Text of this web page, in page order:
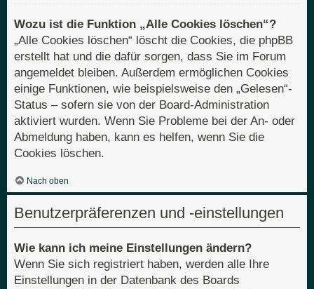
Wozu ist die Funktion „Alle Cookies löschen“?
„Alle Cookies löschen“ löscht die Cookies, die phpBB
erstellt hat und die dafür sorgen, dass Sie im Forum
angemeldet bleiben. Außerdem ermöglichen Cookies
einige Funktionen, wie beispielsweise den „Gelesen“-
Status – sofern sie von der Board-Administration
aktiviert wurden. Wenn Sie Probleme bei der An- oder
Abmeldung haben, kann es helfen, wenn Sie die
Cookies löschen.
Nach oben
Benutzerpräferenzen und -einstellungen
Wie kann ich meine Einstellungen ändern?
Wenn Sie sich registriert haben, werden alle Ihre
Einstellungen in der Datenbank des Boards